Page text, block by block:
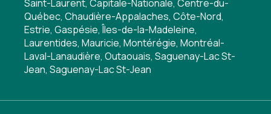
Saint-Laurent, Capitale-Nationale, Centre-du-
Québec, Chaudière-Appalaches, Côte-Nord,
Estrie, Gaspésie, Îles-de-la-Madeleine,
Laurentides, Mauricie, Montérégie, Montréal-
Laval-Lanaudière, Outaouais, Saguenay-Lac St-
Jean, Saguenay-Lac St-Jean